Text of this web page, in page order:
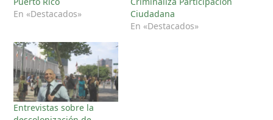
En «Destacados»
Ciudadana
En «Destacados»
Entrevistas sobre la